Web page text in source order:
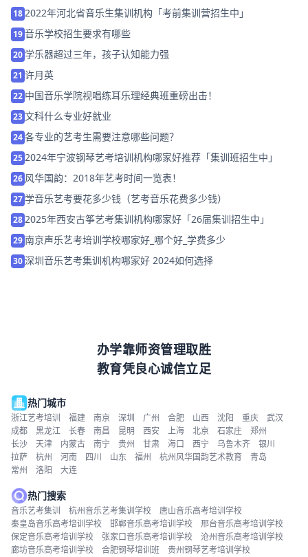
182022年河北省音乐生集训机构「考前集训营招生中」
19音乐学校招生要求有哪些
20学乐器超过三年，孩子认知能力强
21 许月英
22 中国音乐学院视唱练耳乐理经典班重磅出击！
23文科什么专业好就业
24各专业的艺考生需要注意哪些问题？
252024年宁波钢琴艺考培训机构哪家好推荐「集训班招生中」
26 风华国韵：2018年艺考时间一览表！
27学音乐艺考要花多少钱（艺考音乐花费多少钱）
282025年西安古筝艺考集训机构哪家好「26届集训招生中」
29南京声乐艺考培训学校哪家好_哪个好_学费多少
30深圳音乐艺考集训机构哪家好 2024如何选择
办学靠师资管理取胜
教育凭良心诚信立足
热门城市
浙江艺考培训 福建 南京 深圳 广州 合肥 山西 沈阳 重庆
武汉
成都
黑龙江 长春 南昌 昆明 西安 上海 北京 石家庄
郑州
长沙
天津 内蒙古 南宁 贵州 甘肃 海口 西宁 乌鲁木齐
银川
拉萨
杭州 河南 四川 山东 福州 杭州风华国韵艺术教育
青岛
常州
洛阳 大连
热门搜索
音乐艺考集训 杭州音乐艺考集训学校
唐山音乐高考培训学校
秦皇岛音乐高考培训学校
邯郸音乐高考培训学校
邢台音乐高考培训学校
保定音乐高考培训学校
张家口音乐高考培训学校
沧州音乐高考培训学校
廊坊音乐高考培训学校
合肥钢琴培训班
贵州钢琴艺考培训学校